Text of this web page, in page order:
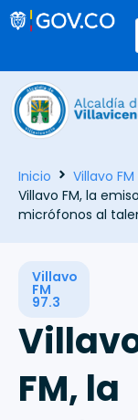
Inicio
Villavo FM
Villavo FM, la
micrófonos al
Villavo
FM
97.3
FM, la